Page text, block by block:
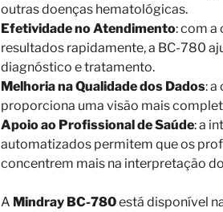
outras doenças hematológicas.
Efetividade no Atendimento: com a
resultados rapidamente, a BC-780
diagnóstico e tratamento.
Melhoria na Qualidade dos Dados: a
proporciona uma visão mais
Apoio ao Profissional de Saúde: a
automatizados permitem que os
concentrem mais na interpretação
A Mindray BC-780está disponível